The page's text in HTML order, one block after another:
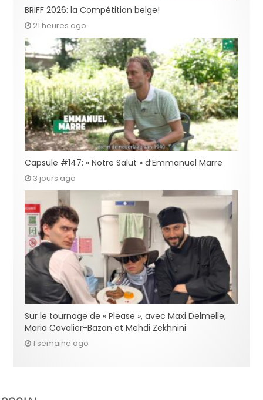
BRIFF 2026: la Compétition belge!
21 heures ago
Capsule #147: « Notre Salut » d’Emmanuel Marre
3 jours ago
Sur le tournage de « Please », avec Maxi Delmelle,
Maria Cavalier-Bazan et Mehdi Zekhnini
1 semaine ago